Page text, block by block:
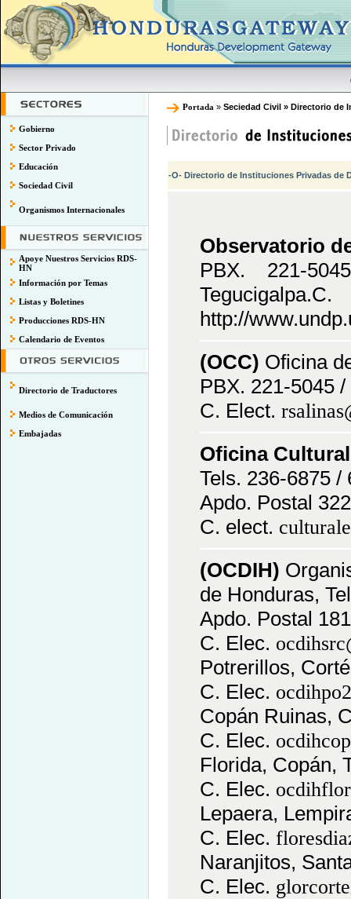
Gobierno
Sector Privado
Educación
Sociedad Civil
Organismos Internacionales
Apoye Nuestros Servicios RDS-
HN
Información por Temas
Listas y Boletines
Producciones RDS-HN
Calendario de Eventos
Directorio de Traductores
Medios de Comunicación
Embajadas
Portada» Seciedad Civil » Directorio de
-O- Directorio de Instituciones Privadas de
Observatorio
PBX. 221-
http://
(OCC) Oficina
PBX. 221-5045
C. Elect.
Oficina
Tels. 236-6875 /
Apdo. Postal
C. elect.
(OCDIH)
de Honduras,
Apdo. Postal
C. Elec.
Potrerillos,
C. Elec.
Copán Ruinas,
C. Elec.
Florida, Copán,
C. Elec.
Lepaera,
C. Elec.
Naranjitos,
C. Elec.